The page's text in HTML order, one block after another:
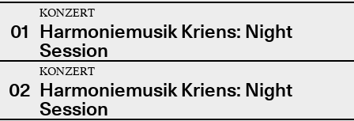
01
KONZERT
Harmoniemusik Kriens: Night
Session
02
KONZERT
Harmoniemusik Kriens: Night
Session